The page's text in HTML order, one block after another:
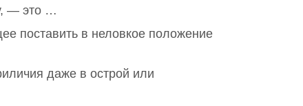
— это …
поставить в неловкое положение
даже в острой или